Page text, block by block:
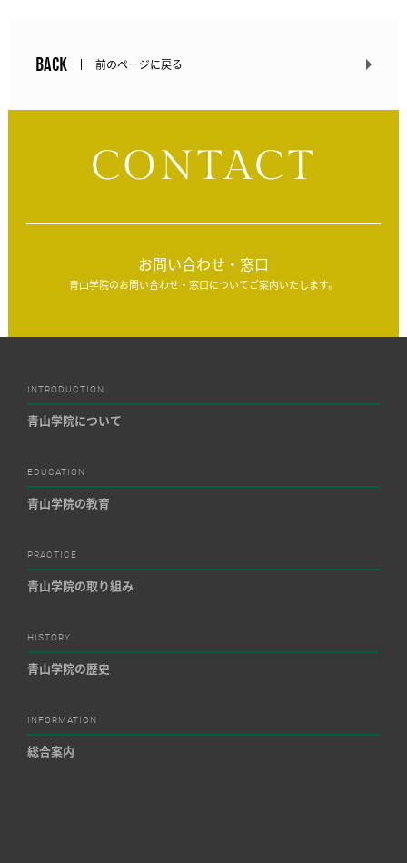
BACK 前のページに戻る
CONTACT
お問い合わせ・窓口
青山学院のお問い合わせ・窓口についてご案内いたします。
INTRODUCTION
青山学院について
EDUCATION
青山学院の教育
PRACTICE
青山学院の取り組み
HISTORY
青山学院の歴史
INFORMATION
総合案内